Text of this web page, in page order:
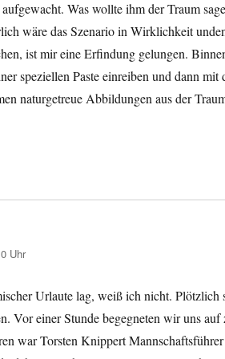
Was wollte ihm der Traum
wäre das Szenario in Wirklichkeit
ist mir eine Erfindung gelungen.
speziellen Paste einreiben und dann
naturgetreue Abbildungen aus der
Uhr
Urlaute lag, weiß ich nicht.
Vor einer Stunde begegneten wir uns
war Torsten Knippert